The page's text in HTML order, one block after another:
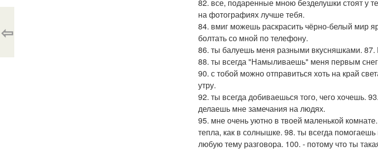
82. все, подаренные мною безделушки стоят у
на фотографиях лучше тебя.
84. вмиг можешь раскрасить чёрно-белый мир
болтать со мной по телефону.
86. ты балуешь меня разными вкусняшками.
88. ты всегда "Намыливаешь" меня первым
90. с тобой можно отправиться хоть на край
утру.
92. ты всегда добиваешься того, чего хочешь.
делаешь мне замечания на людях.
95. мне очень уютно в твоей маленькой
тепла, как в солнышке. 98. ты всегда
любую тему разговора. 100. - потому что ты
⇦